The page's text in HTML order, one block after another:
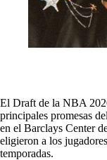
El Draft de la NBA
principales promesas
en el Barclays Center
eligieron a los
temporadas.